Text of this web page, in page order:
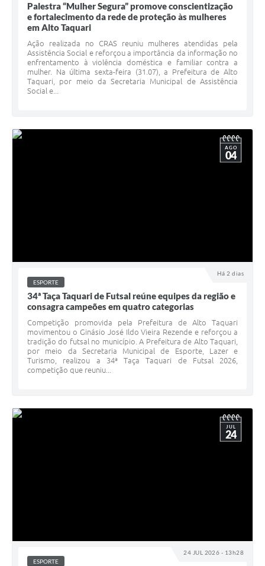
Palestra “Mulher Segura” promove conscientização
e fortalecimento da rede de proteção às mulheres
em Alto Taquari
Ação realizada no CRAS reuniu mulheres atendidas pela
Assistência Social e reforçou a importância da informação no
enfrentamento à violência doméstica e familiar contra a
mulher. Na última sexta-feira (31.07), a Prefeitura de Alto
Taquari, por meio da Secretaria Municipal de Assistência
Social e...
Há 2 dias
AGO
04
ESPORTE
34ª Taça Taquari de Futsal reúne equipes da região e
consagra campeões em quatro categorias
Competição promovida pela Prefeitura de Alto Taquari
movimentou o Ginásio José Ildo Vieira Rezende e reforçou a
tradição do futsal no município. A Prefeitura de Alto Taquari,
por meio da Secretaria Municipal de Esporte, Lazer e
Turismo, realizou a 34ª Taça Taquari de Futsal 2026,
competição que reuniu...
24 JUL 2026 - 13h28
JUL
24
ESPORTE